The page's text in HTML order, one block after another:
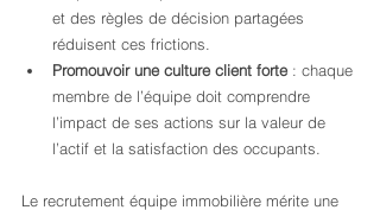
et des règles de décision partagées
réduisent ces frictions.
Promouvoir une culture client forte : chaque
membre de l’équipe doit comprendre
l’impact de ses actions sur la valeur de
l’actif et la satisfaction des occupants.
Le recrutement équipe immobilière mérite une